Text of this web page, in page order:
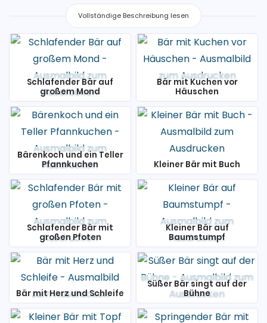
Vollständige Beschreibung lesen
Schlafender Bär auf
großem Mond
Bär mit Kuchen vor
Häuschen
Bärenkoch und ein Teller
Pfannkuchen
Kleiner Bär mit Buch
Schlafender Bär mit
großen Pfoten
Kleiner Bär auf
Baumstumpf
Bär mit Herz und Schleife
Süßer Bär singt auf der
Bühne